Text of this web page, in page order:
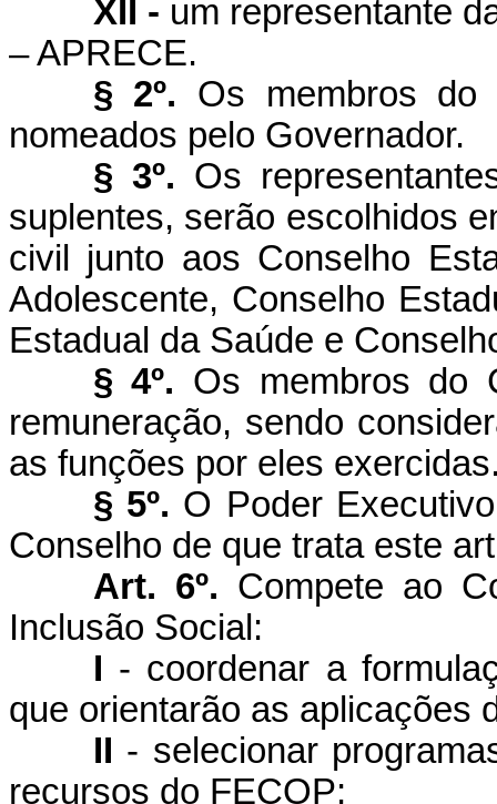
XII - um representante
– APRECE.
§ 2º. Os membros do
nomeados pelo Governador.
§ 3º. Os
suplentes, serão escolhidos
civil junto aos Conselho
Adolescente, Conselho
Estadual da Saúde e
§ 4º. Os membros do
remuneração, sendo
as funções por eles
§ 5º. O Poder
Conselho de que trata este
Art. 6º. Compete ao
Inclusão Social:
I - coordenar a
que orientarão as aplicações
II - selecionar
recursos do FECOP;